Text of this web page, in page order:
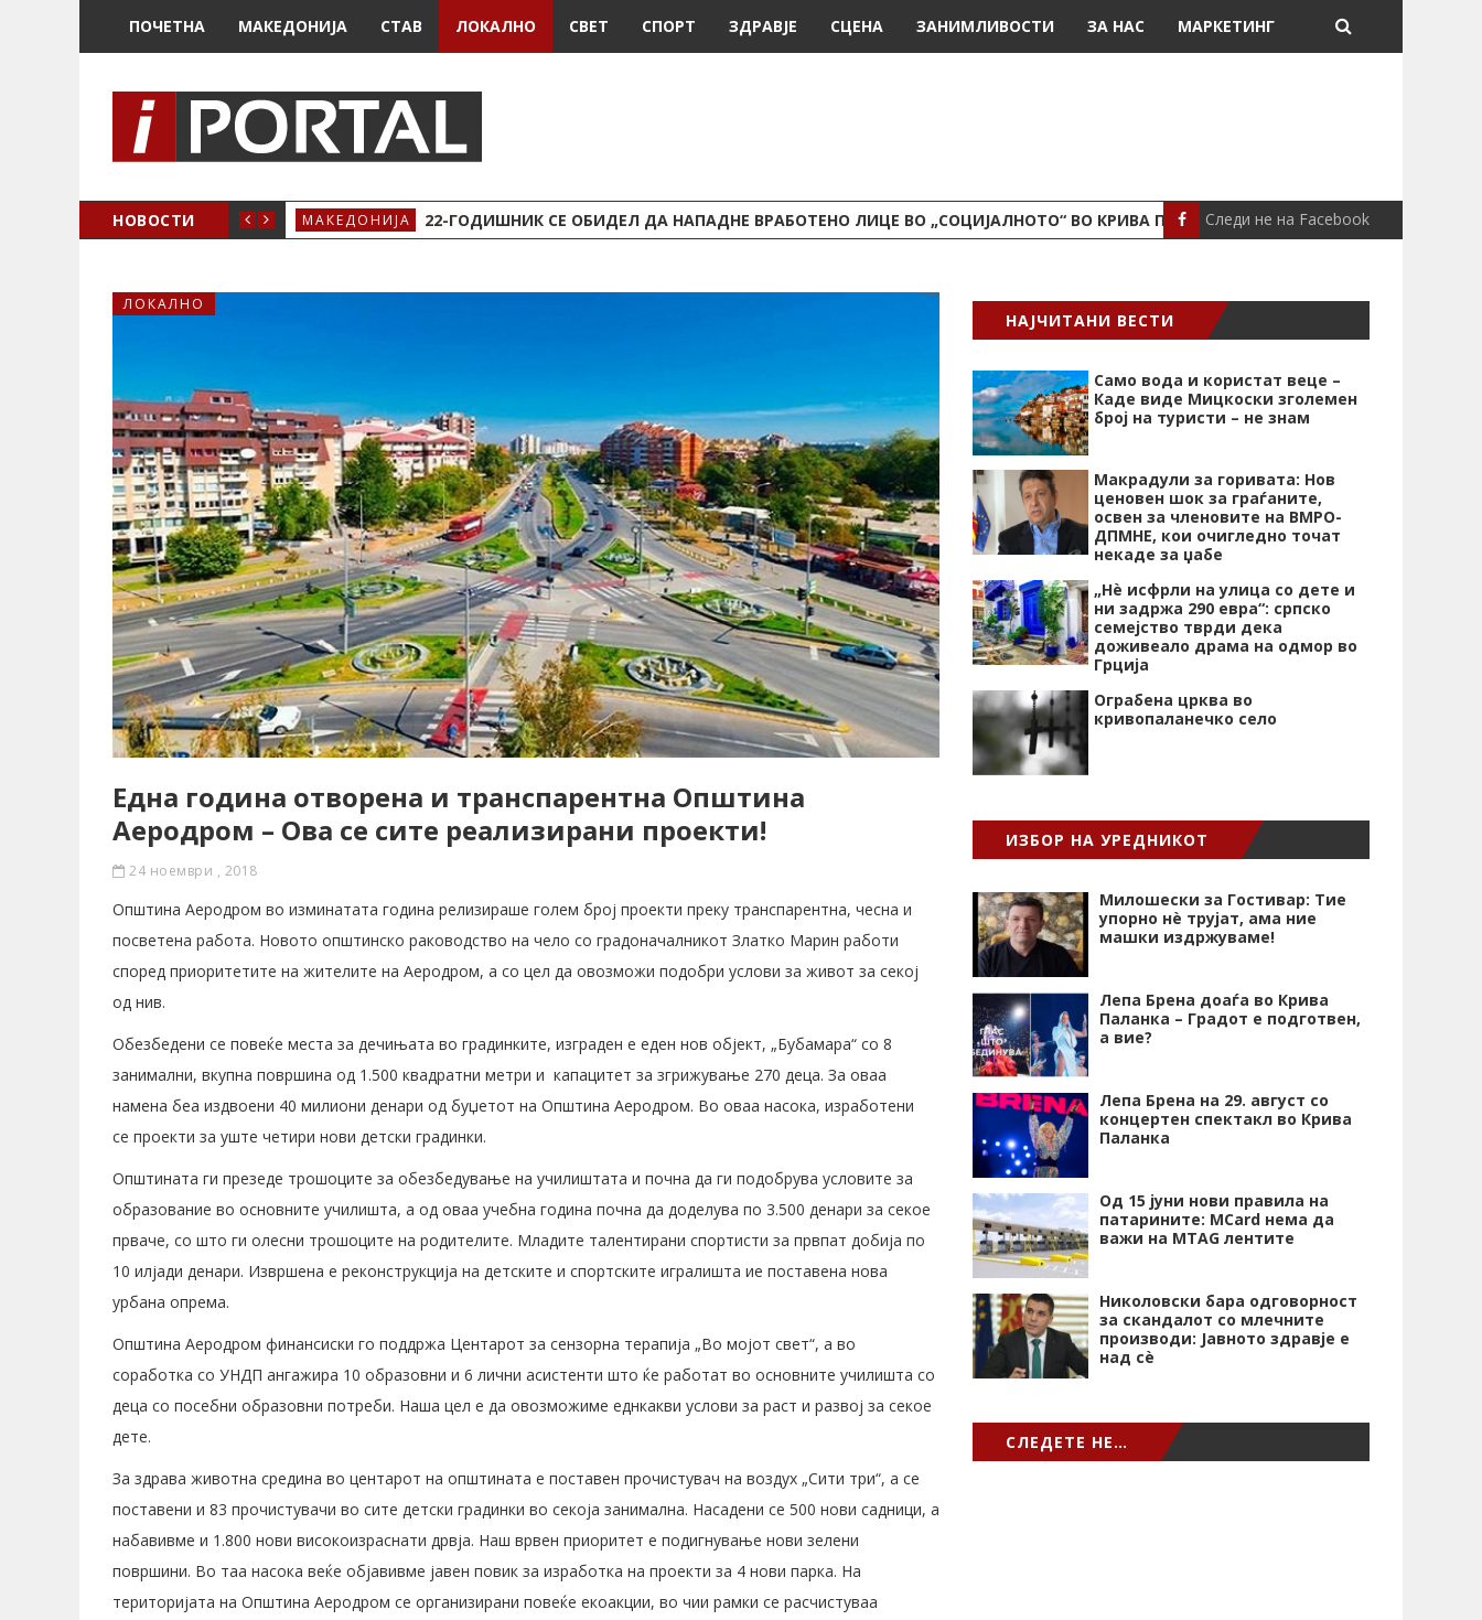
ПОЧЕТНА МАКЕДОНИЈА СТАВ ЛОКАЛНО СВЕТ СПОРТ ЗДРАВЈЕ СЦЕНА ЗАНИМЛИВОСТИ ЗА НАС МАРКЕТИНГ
НОВОСТИ
ЖЕНСКО ЗДРАВЈЕ ВО КРИВА ПАЛАНКА МАКЕДОНИЈА 22-ГОДИШНИК СЕ ОБИДЕЛ ДА НАПАДНЕ ВРАБОТЕНО ЛИЦЕ ВО „СОЦИЈАЛНОТО“ ВО КРИВА ПАЛАНКА ЛОКАЛНО ПОЖАР ВО
Следи не на Facebook
ЛОКАЛНО
Една година отворена и транспарентна Општина
Аеродром – Ова се сите реализирани проекти!
24 ноември , 2018
Општина Аеродром во изминатата година релизираше голем број проекти преку транспарентна, чесна и
посветена работа. Новото општинско раководство на чело со градоначалникот Златко Марин работи
според приоритетите на жителите на Аеродром, а со цел да овозможи подобри услови за живот за секој
од нив.
Обезбедени се повеќе места за дечињата во градинките, изграден е еден нов објект, „Бубамара“ со 8
занимални, вкупна површина од 1.500 квадратни метри и капацитет за згрижување 270 деца. За оваа
намена беа издвоени 40 милиони денари од буџетот на Општина Аеродром. Во оваа насока, изработени
се проекти за уште четири нови детски градинки.
Општината ги презеде трошоците за обезбедување на училиштата и почна да ги подобрува условите за
образование во основните училишта, а од оваа учебна година почна да доделува по 3.500 денари за секое
прваче, со што ги олесни трошоците на родителите. Младите талентирани спортисти за првпат добија по
10 илјади денари. Извршена е реконструкција на детските и спортските игралишта ие поставена нова
урбана опрема.
Општина Аеродром финансиски го поддржа Центарот за сензорна терапија „Во мојот свет“, а во
соработка со УНДП ангажира 10 образовни и 6 лични асистенти што ќе работат во основните училишта со
деца со посебни образовни потреби. Наша цел е да овозможиме еднкакви услови за раст и развој за секое
дете.
За здрава животна средина во центарот на општината е поставен прочистувач на воздух „Сити три“, а се
поставени и 83 прочистувачи во сите детски градинки во секоја занимална. Насадени се 500 нови садници, а
набавивме и 1.800 нови високоизраснати дрвја. Наш врвен приоритет е подигнување нови зелени
површини. Во таа насока веќе објавивме јавен повик за изработка на проекти за 4 нови парка. На
територијата на Општина Аеродром се организирани повеќе екоакции, во чии рамки се расчистуваа
НАЈЧИТАНИ ВЕСТИ
Само вода и користат веце –
Каде виде Мицкоски зголемен
број на туристи – не знам
Макрадули за горивата: Нов
ценовен шок за граѓаните,
освен за членовите на ВМРО-
ДПМНЕ, кои очигледно точат
некаде за џабе
„Нѐ исфрли на улица со дете и
ни задржа 290 евра“: српско
семејство тврди дека
доживеало драма на одмор во
Грција
Ограбена црква во
кривопаланечко село
ИЗБОР НА УРЕДНИКОТ
Милошески за Гостивар: Тие
упорно нѐ трујат, ама ние
машки издржуваме!
Лепа Брена доаѓа во Крива
Паланка – Градот е подготвен,
а вие?
Лепа Брена на 29. август со
концертен спектакл во Крива
Паланка
Од 15 јуни нови правила на
патарините: MCard нема да
важи на MTAG лентите
Николовски бара одговорност
за скандалот со млечните
производи: Јавното здравје е
над сѐ
СЛЕДЕТЕ НЕ…